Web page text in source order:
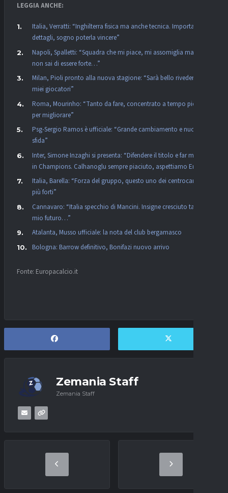
LEGGIA ANCHE:
Italia, Verratti: “Inghilterra fisica ma anche tecnica. Importanti i
dettagli, sogno poterla vincere”
Napoli, Spalletti: “Squadra che mi piace, mi assomiglia ma se
non sai di essere forte…”
Milan, Pioli pronto alla nuova stagione: “Sarà bello rivedere i
miei giocatori”
Roma, Mourinho: “Tanto da fare, concentrato a tempo pieno
per migliorare”
Psg-Sergio Ramos è ufficiale: “Grande cambiamento e nuova
sfida”
Inter, Simone Inzaghi si presenta: “Difendere il titolo e far meglio
in Champions. Calhanoglu sempre piaciuto, aspettiamo Eriksen”
Italia, Barella: “Forza del gruppo, questo uno dei centrocampi
più forti”
Cannavaro: “Italia specchio di Mancini. Insigne cresciuto tanto, il
mio futuro…”
Atalanta, Musso ufficiale: la nota del club bergamasco
Bologna: Barrow definitivo, Bonifazi nuovo arrivo
Fonte: Europacalcio.it
Zemania Staff
Zemania Staff